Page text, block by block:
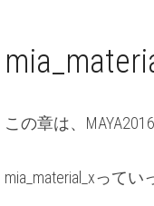
この章は、
mia_material_xって